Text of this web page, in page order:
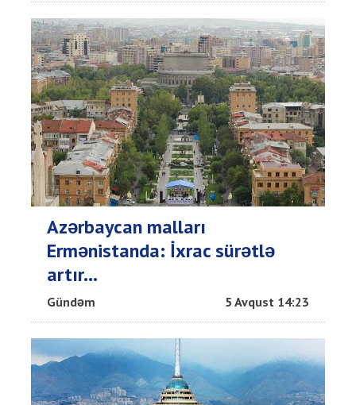
Azərbaycan malları
Ermənistanda: İxrac sürətlə
artır...
Gündəm 5 Avqust 14:23